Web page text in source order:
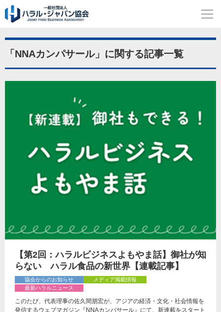
「NNAカンパサール」に関する記事一覧
【第2回：ハラルビジネスよもやま話】御社が知
らない ハラル食品の新世界【連載記事】
協会からのお知らせ
メディア掲載情報
最新ハラルニュース
このたび、代表理事の佐久間朋宏が、アジアの経済・文化・社会情報を
発信するウェブマガジン『NNAカンパサール』にて、新連載をスタート